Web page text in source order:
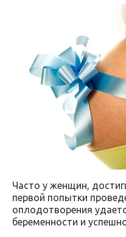
Часто у женщин,
первой попытки
оплодотворения
беременности и